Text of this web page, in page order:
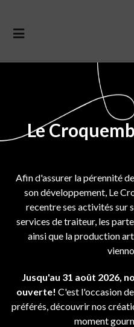
Donec quam felis,
pellentesque eu,
penatibus et magnis
montes, nascetur
sociis natoque
Donec quam felis,
pellente sque eu,
penatibus et
quis, sem. Nulla
Category: Baking
Le
Afin d'assurer la pérennité
son développement, Le
recentre ses activités sur
services de traiteur, les
ainsi que la production
Jusqu'au 31 août 2026,
ouverte! C'est l'occasion
préférés, découvrir nos
moment